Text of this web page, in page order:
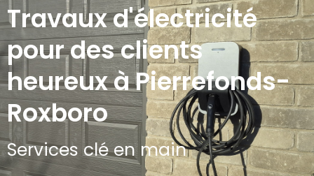
Travaux d'électricité
pour des clients
heureux à Pierrefonds-
Roxboro
Services clé en main